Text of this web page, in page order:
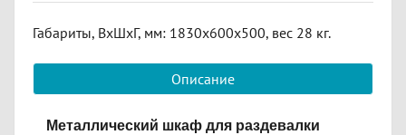
Габариты, ВxШxГ, мм: 1830x600x500, вес 28 кг.
Описание
Металлический шкаф для раздевалки